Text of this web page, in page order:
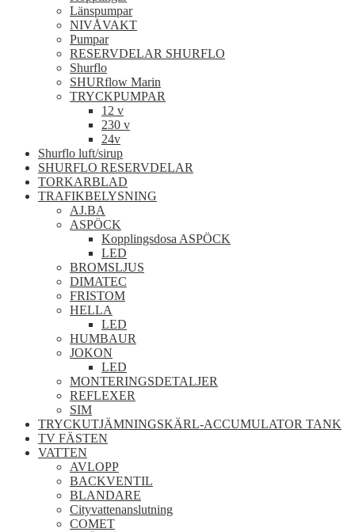
Länspumpar
NIVÅVAKT
Pumpar
RESERVDELAR SHURFLO
Shurflo
SHURflow Marin
TRYCKPUMPAR
12 v
230 v
24v
Shurflo luft/sirup
SHURFLO RESERVDELAR
TORKARBLAD
TRAFIKBELYSNING
AJ.BA
ASPÖCK
Kopplingsdosa ASPÖCK
LED
BROMSLJUS
DIMATEC
FRISTOM
HELLA
LED
HUMBAUR
JOKON
LED
MONTERINGSDETALJER
REFLEXER
SIM
TRYCKUTJÄMNINGSKÄRL-ACCUMULATOR TANK
TV FÄSTEN
VATTEN
AVLOPP
BACKVENTIL
BLANDARE
Cityvattenanslutning
COMET